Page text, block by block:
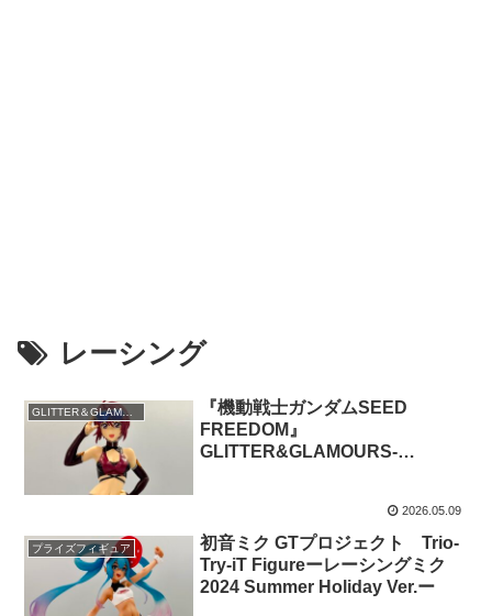
レーシング
GLITTER＆GLAMOURS
『機動戦士ガンダムSEED
FREEDOM』
GLITTER&GLAMOURS-
2026.05.09
プライズフィギュア
初音ミク GTプロジェクト Trio-
Try-iT Figureーレーシングミク
2024 Summer Holiday Ver.ー